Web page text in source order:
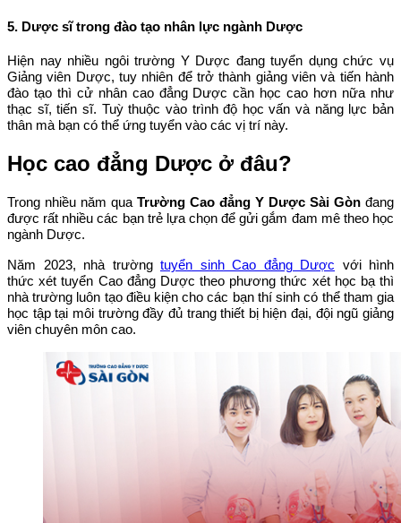
5. Dược sĩ trong đào tạo nhân lực ngành Dược
Hiện nay nhiều ngôi trường Y Dược đang tuyển dụng chức vụ
Giảng viên Dược, tuy nhiên để trở thành giảng viên và tiến hành
đào tạo thì cử nhân cao đẳng Dược cần học cao hơn nữa như
thạc sĩ, tiến sĩ. Tuỳ thuộc vào trình độ học vấn và năng lực bản
thân mà bạn có thể ứng tuyển vào các vị trí này.
Học cao đẳng Dược ở đâu?
Trong nhiều năm qua Trường Cao đẳng Y Dược Sài Gòn đang
được rất nhiều các bạn trẻ lựa chọn để gửi gắm đam mê theo học
ngành Dược.
Năm 2023, nhà trường tuyển sinh Cao đẳng Dược với hình
thức xét tuyển Cao đẳng Dược theo phương thức xét học bạ thì
nhà trường luôn tạo điều kiện cho các bạn thí sinh có thể tham gia
học tập tại môi trường đầy đủ trang thiết bị hiện đại, đội ngũ giảng
viên chuyên môn cao.